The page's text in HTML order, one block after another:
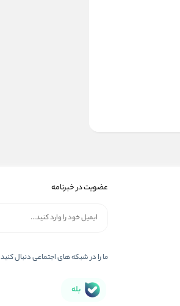
عضویت در خبرنامه
ما را در شبکه های اجتماعی دنبال کنید
بله